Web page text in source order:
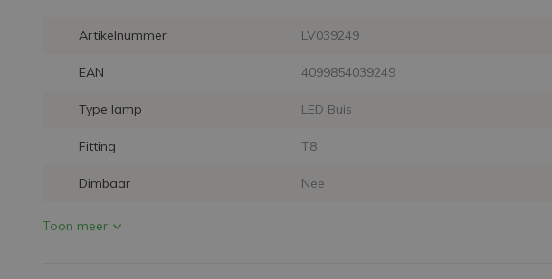
Artikelnummer LV039249
EAN 4099854039249
Type lamp LED Buis
Fitting T8
Dimbaar Nee
Toon meer